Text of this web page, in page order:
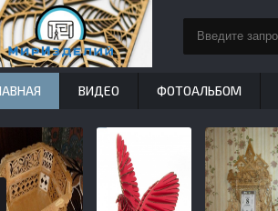
ВИДЕО ФОТОАЛЬБОМ